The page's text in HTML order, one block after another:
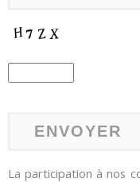
La participation à nos